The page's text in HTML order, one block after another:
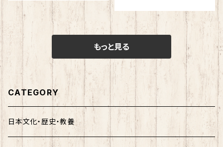
もっと見る
CATEGORY
日本文化・歴史・教養